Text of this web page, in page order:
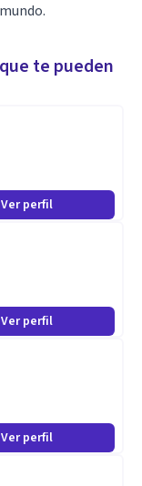
te pueden
Ver perfil
Ver perfil
Ver perfil